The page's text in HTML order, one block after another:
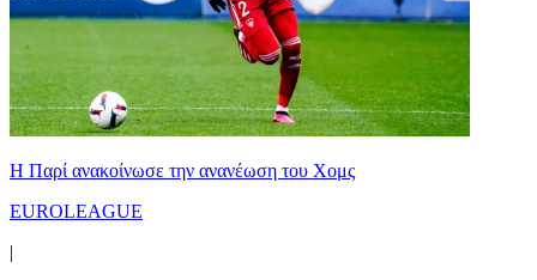
Η Παρί ανακοίνωσε την ανανέωση του Χομς
EUROLEAGUE
|